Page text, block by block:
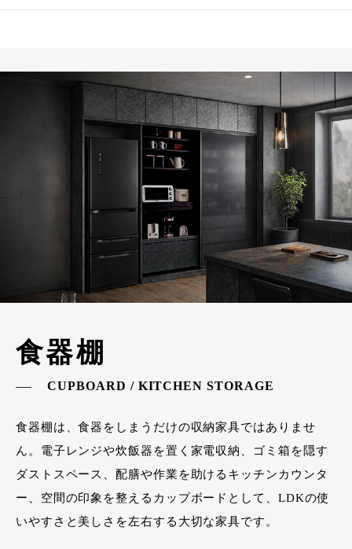
食器棚
CUPBOARD / KITCHEN STORAGE
食器棚は、食器をしまうだけの収納家具ではありませ
ん。電子レンジや炊飯器を置く家電収納、ゴミ箱を隠す
ダストスペース、配膳や作業を助けるキッチンカウンタ
ー、空間の印象を整えるカップボードとして、LDKの使
いやすさと美しさを左右する大切な家具です。